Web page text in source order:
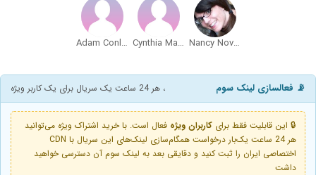
Nancy Novotny
Cynthia Martinez
Adam Conlon
📡 فعالسازی لینک سوم ، هر 24 ساعت یک سریال برای یک کاربر ویژه
🔒 این قابلیت فقط برای کاربران ویژه فعال است. با خرید اشتراک ویژه می‌توانید
هر 24 ساعت یک‌بار درخواست همگام‌سازی لینک‌های این سریال با CDN
اختصاصی ایران را ثبت کنید و دقایقی بعد به لینک سوم آن دسترسی خواهید
داشت